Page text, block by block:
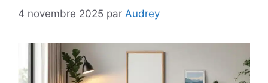
4 novembre 2025 par Audrey